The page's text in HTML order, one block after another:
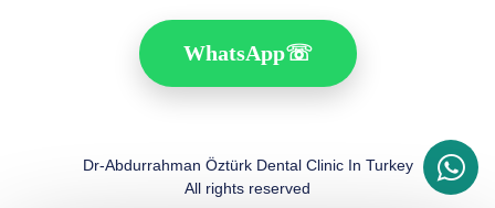
☏
WhatsApp
Dr-Abdurrahman Öztürk Dental Clinic In Turkey
All rights reserved